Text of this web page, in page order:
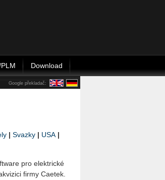
Download
Google překladač:
| Svazky | USA |
pro elektrické
firmy Caetek.